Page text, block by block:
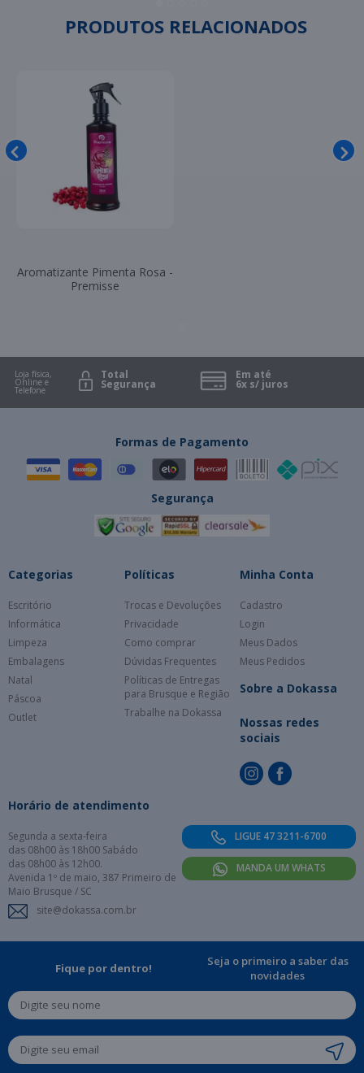
PRODUTOS RELACIONADOS
Aromatizante Pimenta Rosa -
Premisse
Loja física,
Online e
Telefone
Total
Segurança
Em até
6x s/ juros
Formas de Pagamento
Segurança
Categorias
Escritório
Informática
Limpeza
Embalagens
Natal
Páscoa
Outlet
Políticas
Trocas e Devoluções
Privacidade
Como comprar
Dúvidas Frequentes
Políticas de Entregas
para Brusque e Região
Trabalhe na Dokassa
Minha Conta
Cadastro
Login
Meus Dados
Meus Pedidos
Sobre a Dokassa
Nossas redes
sociais
Horário de atendimento
Segunda a sexta-feira
das 08h00 às 18h00 Sabádo
das 08h00 às 12h00.
Avenida 1º de maio, 387 Primeiro de
Maio Brusque / SC
site@dokassa.com.br
LIGUE 47 3211-6700
MANDA UM WHATS
Fique por dentro!
Seja o primeiro a saber das
novidades